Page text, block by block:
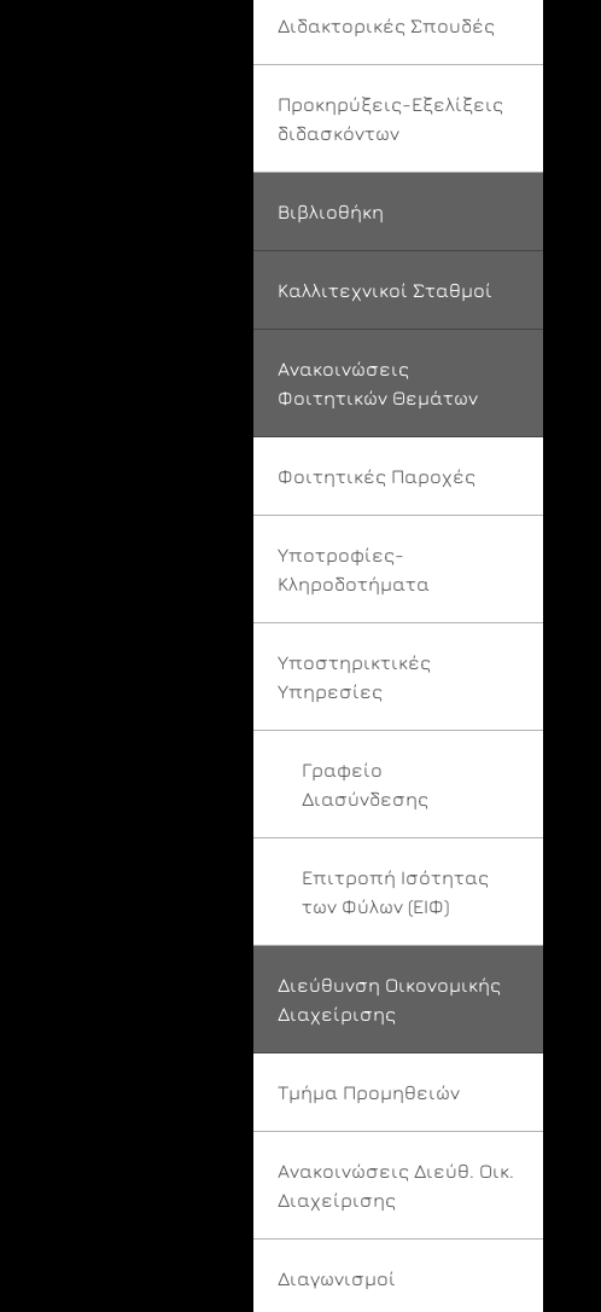
Διδακτορικές Σπουδές
Προκηρύξεις-Εξελίξεις
διδασκόντων
Βιβλιοθήκη
Καλλιτεχνικοί Σταθμοί
Ανακοινώσεις
Φοιτητικών Θεμάτων
Φοιτητικές Παροχές
Υποτροφίες-
Κληροδοτήματα
Υποστηρικτικές
Υπηρεσίες
Γραφείο
Διασύνδεσης
Επιτροπή Ισότητας
των Φύλων (ΕΙΦ)
Διεύθυνση Οικονομικής
Διαχείρισης
Τμήμα Προμηθειών
Ανακοινώσεις Διεύθ. Οικ.
Διαχείρισης
Διαγωνισμοί